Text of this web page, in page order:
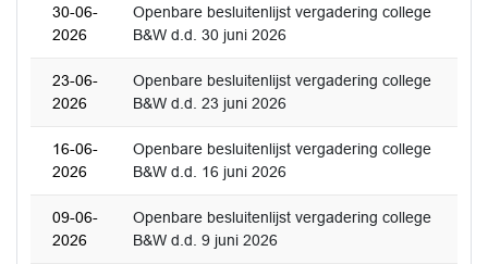
30-06-
2026
Openbare besluitenlijst vergadering college
B&W d.d. 30 juni 2026
23-06-
2026
Openbare besluitenlijst vergadering college
B&W d.d. 23 juni 2026
16-06-
2026
Openbare besluitenlijst vergadering college
B&W d.d. 16 juni 2026
09-06-
2026
Openbare besluitenlijst vergadering college
B&W d.d. 9 juni 2026